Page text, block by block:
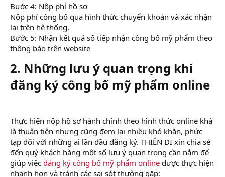
Bước 4: Nộp phí hồ sơ
Nộp phí công bố qua hình thức chuyển khoản và xác nhận
lại trên hệ thống.
Bước 5: Nhận kết quả số tiếp nhận công bố mỹ phẩm theo
thông báo trên website
2. Những lưu ý quan trọng khi
đăng ký công bố mỹ phẩm online​
Thực hiện nộp hồ sơ hành chính theo hình thức online khá
là thuận tiện nhưng cũng đem lại nhiều khó khăn, phức
tạp đối với những ai lần đầu đăng ký. THIÊN DI xin chia sẻ
đến quý khách hàng một số lưu ý quan trọng cần nắm để
giúp việc đăng ký công bố mỹ phẩm online được thực hiện
nhanh hơn và tránh các sai sót thường gặp: